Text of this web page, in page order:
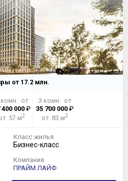
от 17.2млн.
от
400 000₽
57 м2
3 комн. от
35 700 000 ₽
от 83 м2
Класс жилья
Бизнес-класс
Компания
ПРАЙМ ЛАЙФ